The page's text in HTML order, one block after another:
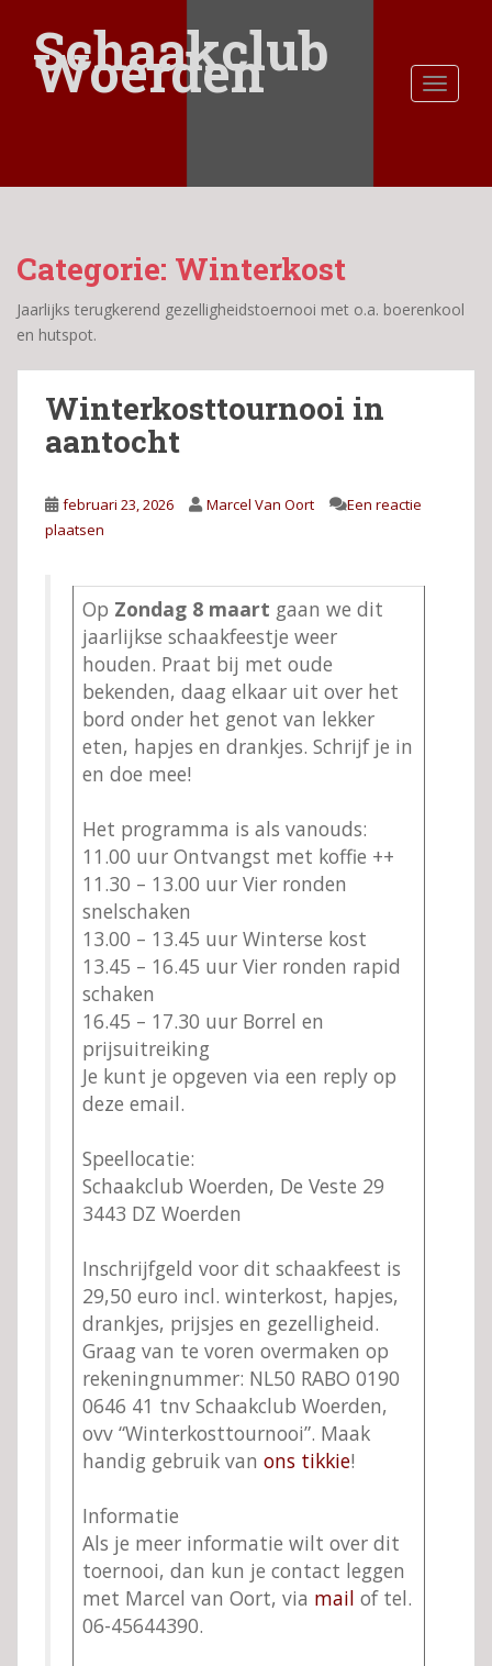
a
Schaakclub
Woerden
Categorie: Winterkost
Jaarlijks terugkerend gezelligheidstoernooi met o.a. boerenkool
en hutspot.
Winterkosttournooi in
aantocht
februari 23, 2026 Marcel Van Oort
Een reactie
plaatsen
Op Zondag 8 maart gaan we dit
jaarlijkse schaakfeestje weer
houden. Praat bij met oude
bekenden, daag elkaar uit over het
bord onder het genot van lekker
eten, hapjes en drankjes. Schrijf je in
en doe mee!
Het programma is als vanouds:
11.00 uur Ontvangst met koffie ++
11.30 – 13.00 uur Vier ronden
snelschaken
13.00 – 13.45 uur Winterse kost
13.45 – 16.45 uur Vier ronden rapid
schaken
16.45 – 17.30 uur Borrel en
prijsuitreiking
Je kunt je opgeven via een reply op
deze email.
Speellocatie:
Schaakclub Woerden, De Veste 29
3443 DZ Woerden
Inschrijfgeld voor dit schaakfeest is
29,50 euro incl. winterkost, hapjes,
drankjes, prijsjes en gezelligheid.
Graag van te voren overmaken op
rekeningnummer: NL50 RABO 0190
0646 41 tnv Schaakclub Woerden,
ovv “Winterkosttournooi”. Maak
handig gebruik van ons tikkie!
Informatie
Als je meer informatie wilt over dit
toernooi, dan kun je contact leggen
met Marcel van Oort, via mail of tel.
06-45644390.